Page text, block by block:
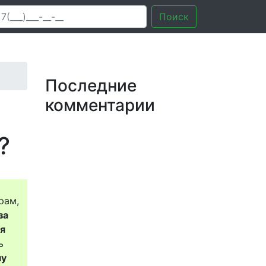
Поиск
Последние
комментарии